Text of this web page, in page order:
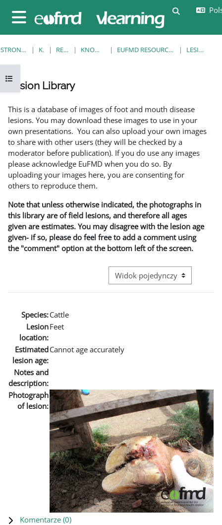
Panel boczny
Otwórz indeks kursu
STRONA GŁÓWNA KURSY RESOURCES KNOWLEDGE BANK EUFMD RESOURCES: CLINICAL DIAGNOSIS LESION LIBRARY
Lesion Library
This is a database of images of foot and mouth disease
lesions. You may download these images to use in your
own presentations. You can also upload your own images
to share with other users (they will be checked by a
moderator before publication). If you do use any images
please acknowledge EuFMD when you do so. By
uploading your images here, you are consenting for
others to reproduce them.
Note that unless otherwise indicated, the photographs in
this library are of field lesions, and therefore all ages
given are estimates. You may disagree with the lesion age
given- if so, please do feel free to add a comment using
the "comment" option at the bottom left of the screen.
Przeglądanie: nawigacja
Species:Cattle
Lesion
location:
Feet
Estimated
lesion age:
Cannot age accurately
Notes and
description:
Photograph
of lesion:
Komentarze (0)